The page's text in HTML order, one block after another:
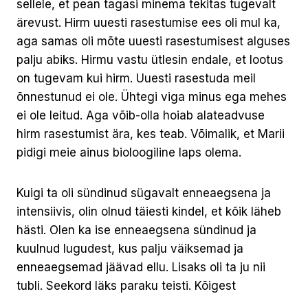
sellele, et pean tagasi minema tekitas tugevalt
ärevust. Hirm uuesti rasestumise ees oli mul ka,
aga samas oli mõte uuesti rasestumisest alguses
palju abiks. Hirmu vastu ütlesin endale, et lootus
on tugevam kui hirm. Uuesti rasestuda meil
õnnestunud ei ole. Ühtegi viga minus ega mehes
ei ole leitud. Aga võib-olla hoiab alateadvuse
hirm rasestumist ära, kes teab. Võimalik, et Marii
pidigi meie ainus bioloogiline laps olema.
Kuigi ta oli sündinud sügavalt enneaegsena ja
intensiivis, olin olnud täiesti kindel, et kõik läheb
hästi. Olen ka ise enneaegsena sündinud ja
kuulnud lugudest, kus palju väiksemad ja
enneaegsemad jäävad ellu. Lisaks oli ta ju nii
tubli. Seekord läks paraku teisti. Kõigest